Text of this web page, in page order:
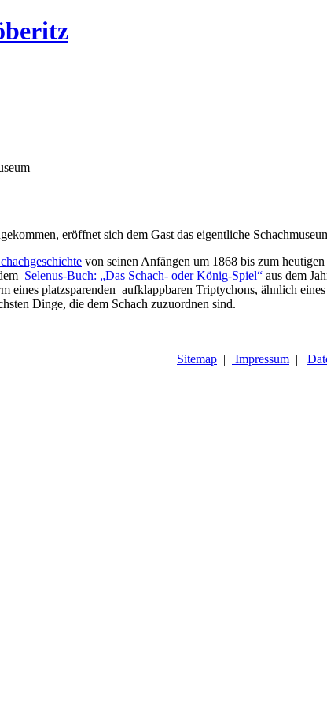
eröffnet sich dem Gast das eigentliche
von seinen Anfängen um 1868 bis zum heutigen
Selenus-Buch: „Das Schach- oder König-Spiel“ aus dem
eines platzsparenden aufklappbaren Triptychons, ähnlich
Dinge, die dem Schach zuzuordnen sind.
Sitemap | Impressum |